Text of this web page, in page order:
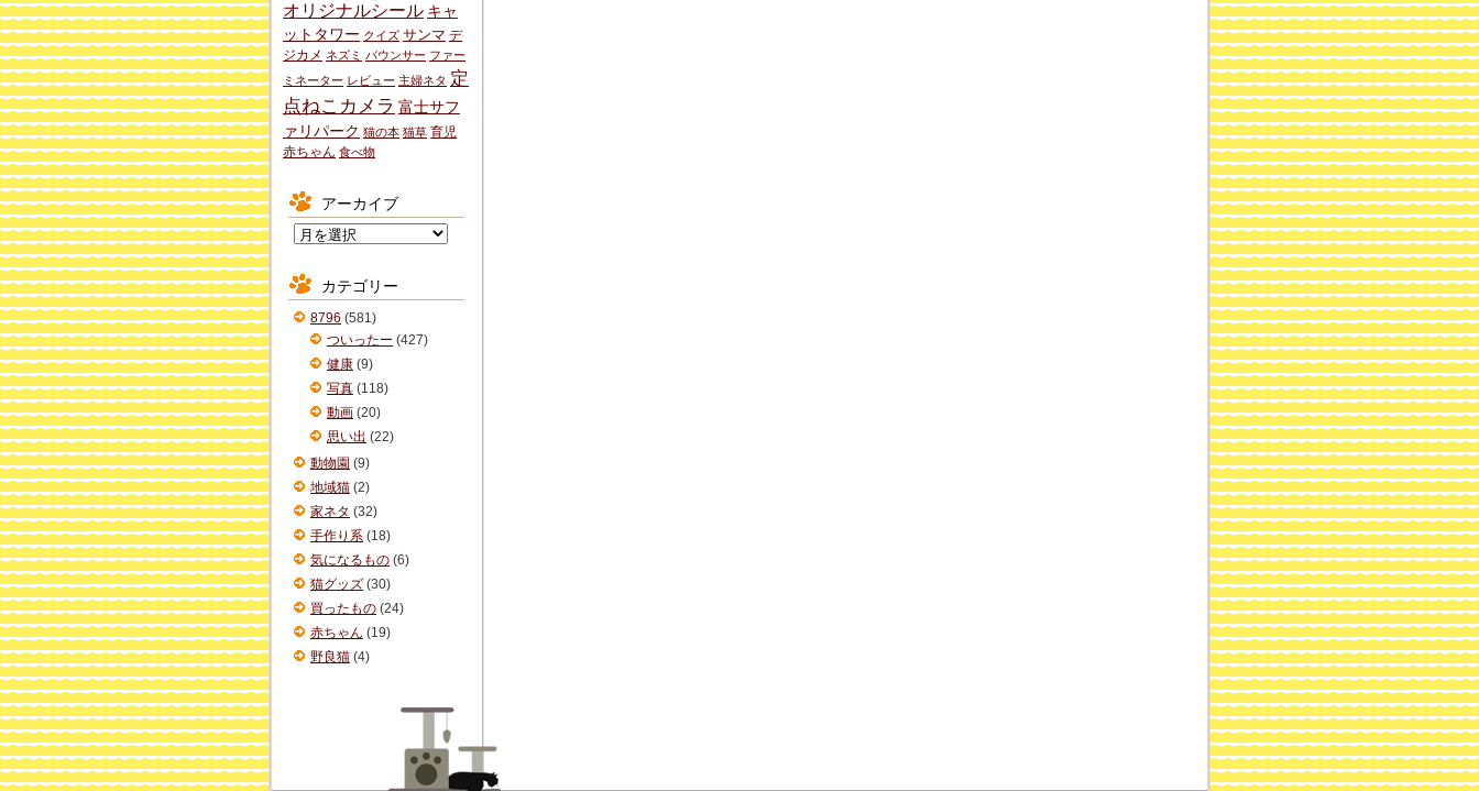
オリジナルシール キャ
ットタワー クイズ サンマ デ
ジカメ ネズミ バウンサー ファー
ミネーター レビュー 主婦ネタ 定
点ねこカメラ 富士サフ
ァリパーク 猫の本 猫草 育児
赤ちゃん 食べ物
アーカイブ
イ
ブ
カテゴリー
8796 (581)
ついったー (427)
健康 (9)
写真 (118)
動画 (20)
思い出 (22)
動物園 (9)
地域猫 (2)
家ネタ (32)
手作り系 (18)
気になるもの (6)
猫グッズ (30)
買ったもの (24)
赤ちゃん (19)
野良猫 (4)